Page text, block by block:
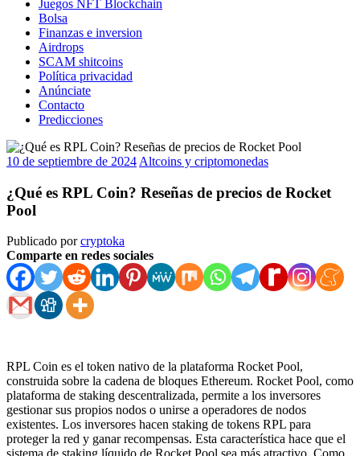
Juegos NFT Blockchain
Bolsa
Finanzas e inversion
Airdrops
SCAM shitcoins
Política privacidad
Anúnciate
Contacto
Predicciones
10 de septiembre de 2024 Altcoins y criptomonedas
¿Qué es RPL Coin? Reseñas de precios de Rocket
Pool
Publicado porcryptoka
Comparte en redes sociales
RPL Coin es el token nativo de la plataforma Rocket Pool,
construida sobre la cadena de bloques Ethereum. Rocket Pool, como
plataforma de staking descentralizada, permite a los inversores
gestionar sus propios nodos o unirse a operadores de nodos
existentes. Los inversores hacen staking de tokens RPL para
proteger la red y ganar recompensas. Esta característica hace que el